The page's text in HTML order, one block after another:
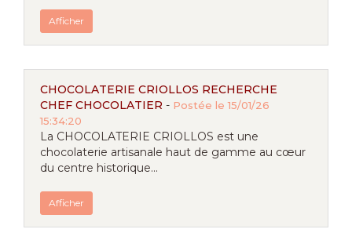
Afficher
CHOCOLATERIE CRIOLLOS RECHERCHE
CHEF CHOCOLATIER - Postée le 15/01/26
15:34:20
La CHOCOLATERIE CRIOLLOS est une
chocolaterie artisanale haut de gamme au cœur
du centre historique...
Afficher